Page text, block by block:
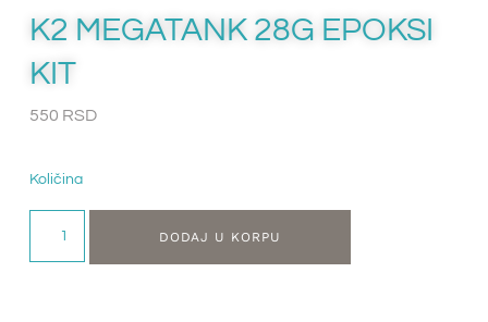
K2 MEGATANK 28G EPOKSI
KIT
550 RSD
Količina
DODAJ U KORPU